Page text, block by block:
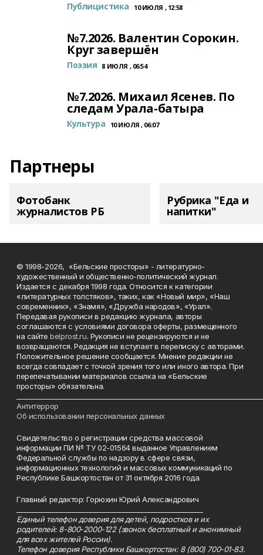
Публицистика 10 ИЮЛЯ , 12:58
№7.2026. Валентин Сорокин.
Круг завершён
Поэзия 8 ИЮЛЯ , 06:54
№7.2026. Михаил Ясенев. По
следам Урала-батыра
Культура 10 ИЮЛЯ , 06:07
Партнеры
Фотобанк
журналистов РБ
Рубрика "Еда и
напитки"
© 1998-2026, «Бельские просторы» - литературно-
художественный и общественно-политический журнал.
Издается с декабря 1998 года. Относится к категории
«литературных толстяков», таких, как «Новый мир», «Наш
современник», «Знамя», «Дружба народов», «Урал».
Передавая рукописи в редакцию журнала, авторы
соглашаются с условиями договора оферты, размещенного
на сайтеbelprost.ru. Рукописи не рецензируются и не
возвращаются. Редакция не вступает в переписку с авторами.
Положительное решение сообщается. Мнение редакции не
всегда совпадает с точкой зрения того или иного автора. При
перепечатывании материалов ссылка на «Бельские
просторы» обязательна.
Антитеррор
Об использовании персональных данных
Свидетельство о регистрации средства массовой
информации ПИ № ТУ 02-01564 выданное Управлением
Федеральной службы по надзору в сфере связи,
информационных технологий и массовых коммуникаций по
Республике Башкортостан от 31 октября 2016 года.
Главный редактор: Горюхин Юрий Александрович
Единый телефон доверия для детей, подростков и их
родителей: 8-800-2000-122 (звонок бесплатный и анонимный
для всех жителей России).
Телефон доверия Республики Башкортостан: 8 (800) 700-01-83.